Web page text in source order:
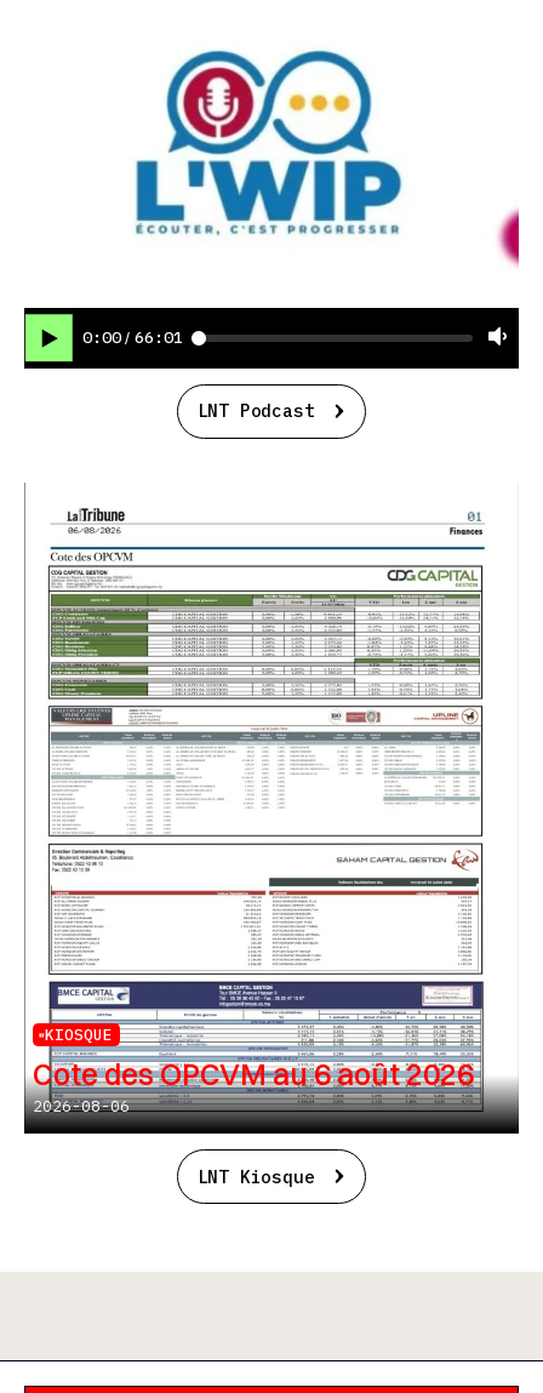
0:00 / 66:01
LNT Podcast
KIOSQUE
Cote des OPCVM au 6 août 2026
2026-08-06
LNT Kiosque